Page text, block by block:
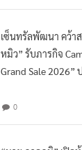
เซ็นทรัลพัฒนา คว้า
หมิว” รับภารกิจ
Grand Sale 2026”
0